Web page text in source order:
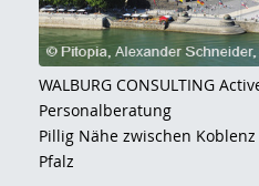
WALBURG CONSULTING
Personalberatung
Pillig Nähe zwischen
Pfalz